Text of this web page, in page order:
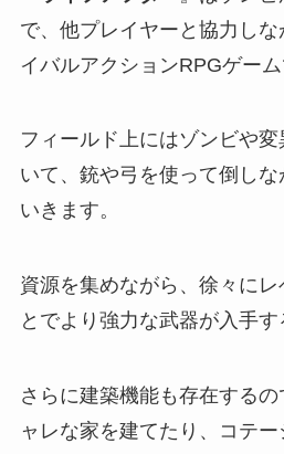
で、他プレイヤーと協力し
イバルアクションRPGゲーム
フィールド上にはゾンビや
いて、銃や弓を使って倒し
いきます。
資源を集めながら、徐々に
とでより強力な武器が入手す
さらに建築機能も存在する
ャレな家を建てたり、コテ